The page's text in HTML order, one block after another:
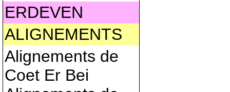
ERDEVEN
ALIGNEMENTS
Alignements de
Coet Er Bei